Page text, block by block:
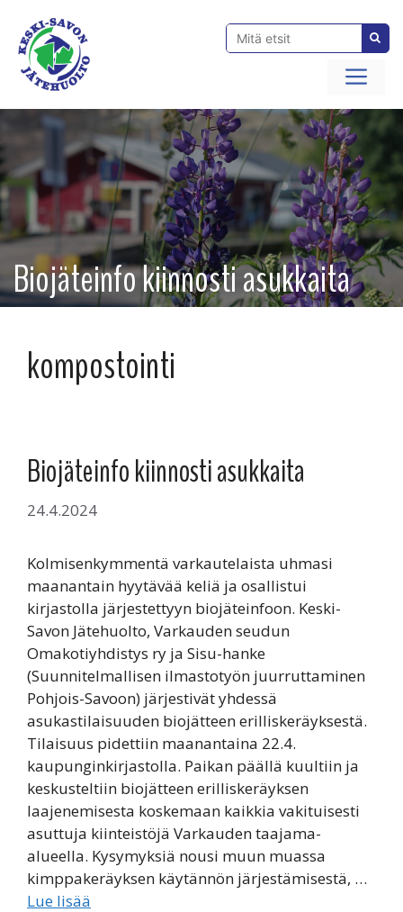
sisältöön
Biojäteinfo kiinnosti asukkaita
kompostointi
Biojäteinfo kiinnosti asukkaita
24.4.2024
Kolmisenkymmentä varkautelaista uhmasi
maanantain hyytävää keliä ja osallistui
kirjastolla järjestettyyn biojäteinfoon. Keski-
Savon Jätehuolto, Varkauden seudun
Omakotiyhdistys ry ja Sisu-hanke
(Suunnitelmallisen ilmastotyön juurruttaminen
Pohjois-Savoon) järjestivät yhdessä
asukastilaisuuden biojätteen erilliskeräyksestä.
Tilaisuus pidettiin maanantaina 22.4.
kaupunginkirjastolla. Paikan päällä kuultiin ja
keskusteltiin biojätteen erilliskeräyksen
laajenemisesta koskemaan kaikkia vakituisesti
asuttuja kiinteistöjä Varkauden taajama-
alueella. Kysymyksiä nousi muun muassa
kimppakeräyksen käytännön järjestämisestä, …
Lue lisää